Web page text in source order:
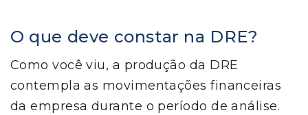
O que deve constar na DRE?
Como você viu, a produção da DRE
contempla as movimentações financeiras
da empresa durante o período de análise.